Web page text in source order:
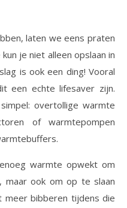
laten we eens praten
je niet alleen opslaan in
is ook een ding! Vooral
een echte lifesaver zijn.
overtollige warmte
of warmtepompen
warmte opwekt om
maar ook om op te slaan
meer bibberen tijdens die